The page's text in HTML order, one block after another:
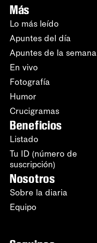
Más
Lo más leído
Apuntes del día
Apuntes de la semana
En vivo
Fotografía
Humor
Crucigramas
Beneficios
Listado
Tu ID (número de
suscripción)
Nosotros
Sobre la diaria
Equipo